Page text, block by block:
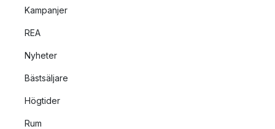
Kampanjer
REA
Nyheter
Bästsäljare
Högtider
Rum